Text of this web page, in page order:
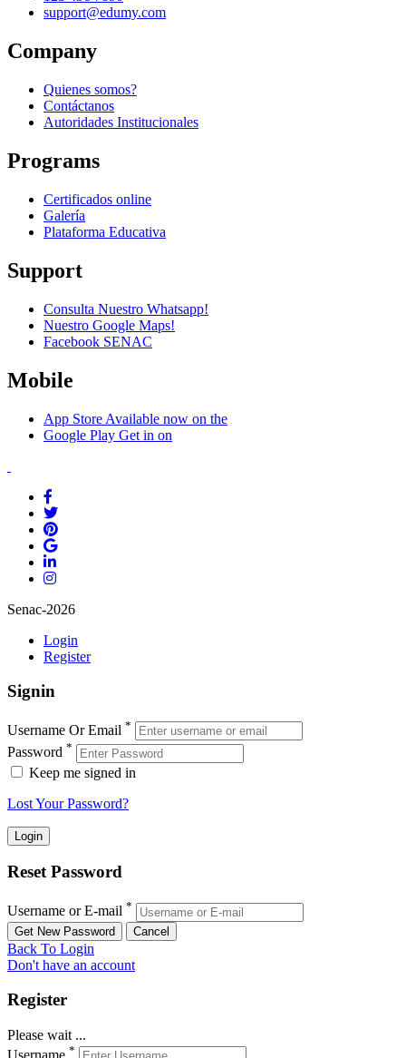
support@edumy.com
Company
Quienes somos?
Contáctanos
Autoridades Institucionales
Programs
Certificados online
Galería
Plataforma Educativa
Support
Consulta Nuestro Whatsapp!
Nuestro Google Maps!
Facebook SENAC
Mobile
App Store Available now on the
Google Play Get in on
Senac-2026
Login
Register
Signin
Username Or Email *
Password *
Keep me signed in
Lost Your Password?
Reset Password
Username or E-mail *
Back To Login
Don't have an account
Register
Please wait ...
*